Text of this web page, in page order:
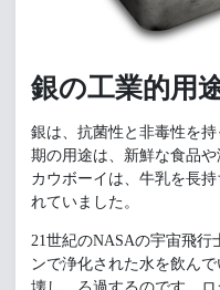
銀の工業的用
銀は、抗菌性と非毒性を
期の用途は、新鮮な食品
カウボーイは、牛乳を長
れていました。
21世紀のNASAの宇宙飛行
ンで浄化された水を飲ん